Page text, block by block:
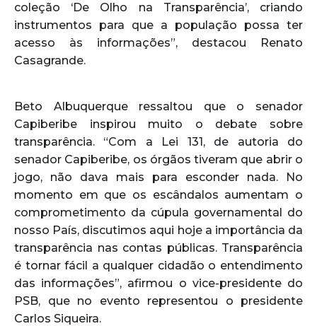
coleção ‘De Olho na Transparência’, criando
instrumentos para que a população possa ter
acesso às informações”, destacou Renato
Casagrande.
Beto Albuquerque ressaltou que o senador
Capiberibe inspirou muito o debate sobre
transparência. “Com a Lei 131, de autoria do
senador Capiberibe, os órgãos tiveram que abrir o
jogo, não dava mais para esconder nada. No
momento em que os escândalos aumentam o
comprometimento da cúpula governamental do
nosso País, discutimos aqui hoje a importância da
transparência nas contas públicas. Transparência
é tornar fácil a qualquer cidadão o entendimento
das informações”, afirmou o vice-presidente do
PSB, que no evento representou o presidente
Carlos Siqueira.